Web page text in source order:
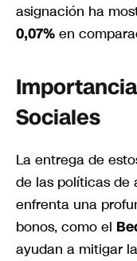
asignación ha
0,07% en
Sociales
La entrega de
de las políticas de
enfrenta una
bonos, como el
ayudan a mitigar